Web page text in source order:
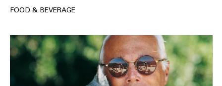
FOOD & BEVERAGE